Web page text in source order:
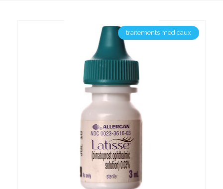
traitements medicaux